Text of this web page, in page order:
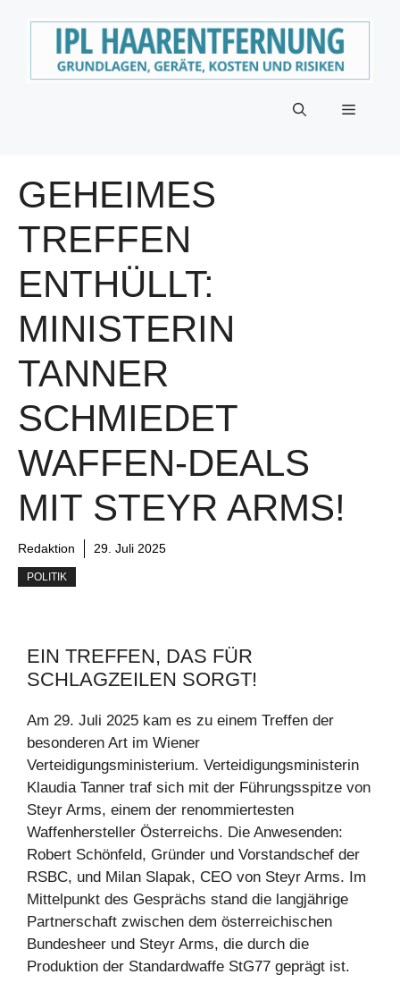
Menü
GEHEIMES
TREFFEN
ENTHÜLLT:
MINISTERIN
TANNER
SCHMIEDET
WAFFEN-DEALS
MIT STEYR ARMS!
Redaktion 29. Juli 2025
POLITIK
EIN TREFFEN, DAS FÜR
SCHLAGZEILEN SORGT!
Am 29. Juli 2025 kam es zu einem Treffen der
besonderen Art im Wiener
Verteidigungsministerium. Verteidigungsministerin
Klaudia Tanner traf sich mit der Führungsspitze von
Steyr Arms, einem der renommiertesten
Waffenhersteller Österreichs. Die Anwesenden:
Robert Schönfeld, Gründer und Vorstandschef der
RSBC, und Milan Slapak, CEO von Steyr Arms. Im
Mittelpunkt des Gesprächs stand die langjährige
Partnerschaft zwischen dem österreichischen
Bundesheer und Steyr Arms, die durch die
Produktion der Standardwaffe StG77 geprägt ist.